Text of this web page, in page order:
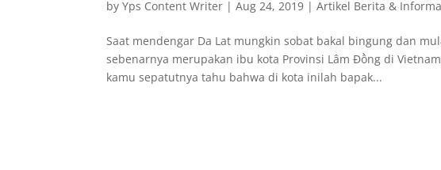
byYps Content Writer |Aug 24, 2019 |Artikel Berita &
Saat mendengar Da Lat mungkin sobat bakal bingung dan
sebenarnya merupakan ibu kota Provinsi Lâm Đồng di
kamu sepatutnya tahu bahwa di kota inilah bapak...